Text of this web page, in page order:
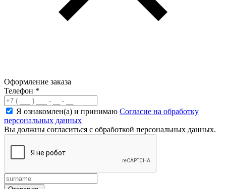
Оформление заказа
Телефон *
Я ознакомлен(а) и принимаю Согласие на обработку
персональных данных
Вы должны согласиться с обработкой персональных данных.